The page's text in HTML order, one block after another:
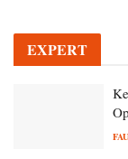
EXPERT